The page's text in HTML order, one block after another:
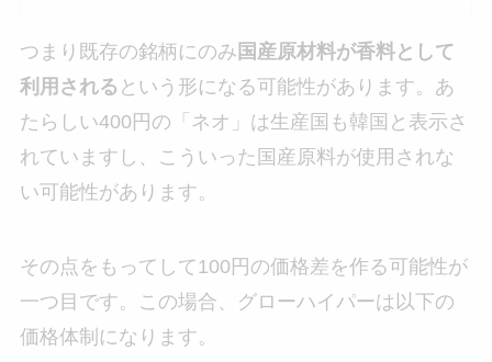
つまり既存の銘柄にのみ 国産原材料が香料として
利用される という形になる可能性があります。あ
たらしい400円の「ネオ」は生産国も韓国と表示さ
れていますし、こういった国産原料が使用されな
い可能性があります。
その点をもってして100円の価格差を作る可能性が
一つ目です。この場合、グローハイパーは以下の
価格体制になります。